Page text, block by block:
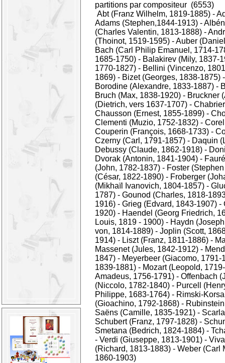
partitions par compositeur (6553)
Abt (Franz Wilhelm, 1819-1885) -
Adams (Stephen,1844-1913) -
(Charles Valentin, 1813-1888) -
(Thoinot, 1519-1595) -Auber
Bach (Carl Philip Emanuel, 1714-
1685-1750) - Balakirev (Mily, 1837-
1770-1827) - Bellini (Vincenzo,
1869) - Bizet (Georges, 1838-1875)
Borodine (Alexandre, 1833-1887) -
Bruch (Max, 1838-1920) - Bruckner
(Dietrich, vers 1637-1707) -
Chausson (Ernest, 1855-1899) -
Clementi (Muzio, 1752-1832) -
Couperin (François, 1668-1733) -
Czerny (Carl, 1791-1857) - Daquin
Debussy (Claude, 1862-1918) -
Dvorak (Antonin, 1841-1904) -
(John, 1782-1837) - Foster
(César, 1822-1890) - Froberger
(Mikhaïl Ivanovich, 1804-1857) -
1787) - Gounod (Charles, 1818-
1916) - Grieg (Edvard, 1843-1907) -
1920) - Haendel (Georg Friedrich,
Louis, 1819 - 1900) - Haydn
von, 1814-1889) - Joplin (Scott,
1914) - Liszt (Franz, 1811-1886) -
Massenet (Jules, 1842-1912) -
1847) - Meyerbeer (Giacomo, 1791-
1839-1881) - Mozart (Leopold,
Amadeus, 1756-1791) - Offenbach
(Niccolo, 1782-1840) - Purcell
Philippe, 1683-1764) - Rimski-
(Gioachino, 1792-1868) -
Saëns (Camille, 1835-1921) -
Schubert (Franz, 1797-1828) -
Smetana (Bedrich, 1824-1884) -
- Verdi (Giuseppe, 1813-1901) -
(Richard, 1813-1883) - Weber (Carl
1860-1903)